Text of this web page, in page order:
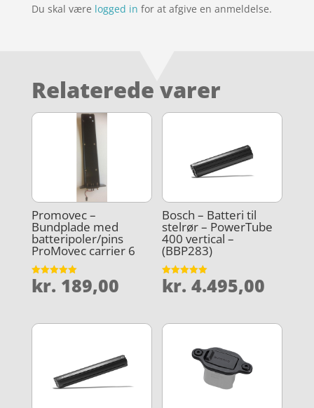
Du skal være logged in for at afgive en anmeldelse.
Relaterede varer
Promovec –
Bundplade med
batteripoler/pins
ProMovec carrier 6
Vurderet
kr. 189,00
Bosch – Batteri til
stelrør – PowerTube
400 vertical –
(BBP283)
Vurderet
5
kr. 4.495,00